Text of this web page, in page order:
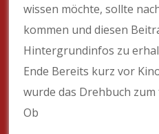
wissen möchte, sollte
kommen und diesen
Hintergrundinfos zu
Ende Bereits kurz vor
wurde das Drehbuch
Ob